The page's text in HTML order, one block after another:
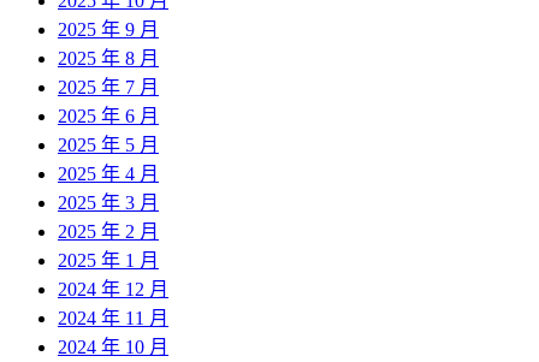
2025 年 9 月
2025 年 8 月
2025 年 7 月
2025 年 6 月
2025 年 5 月
2025 年 4 月
2025 年 3 月
2025 年 2 月
2025 年 1 月
2024 年 12 月
2024 年 11 月
2024 年 10 月